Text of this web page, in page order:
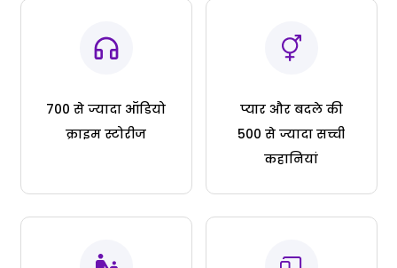
700 से ज्यादा ऑडियो
क्राइम स्टोरीज
प्यार और बदले की
500 से ज्यादा सच्ची
कहानियां